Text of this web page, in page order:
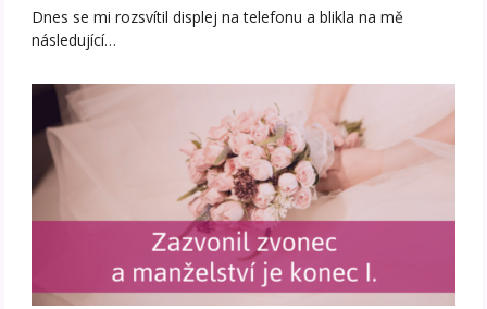
Dnes se mi rozsvítil displej na telefonu a blikla na mě
následující…